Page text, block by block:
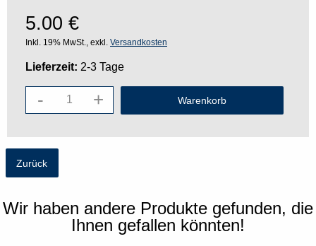
5.00 €
Inkl. 19% MwSt., exkl. Versandkosten
Lieferzeit: 2-3 Tage
- +
Zurück
Wir haben andere Produkte gefunden, die
Ihnen gefallen könnten!